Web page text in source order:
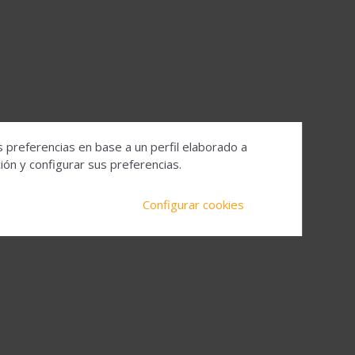
en base a un perfil elaborado a
y configurar sus preferencias.
Configurar cookies